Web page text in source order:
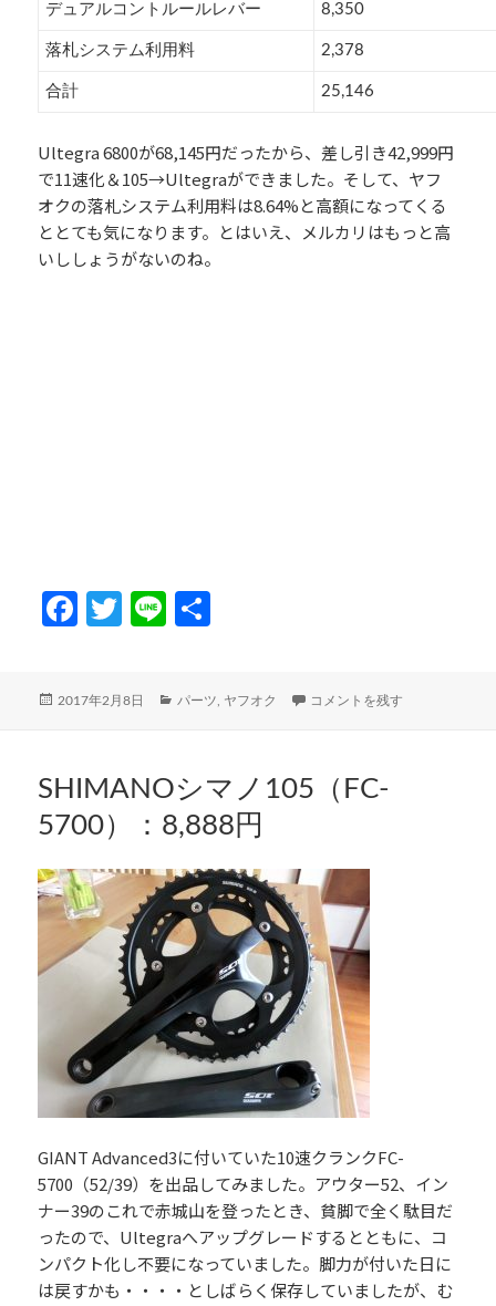
デュアルコントルールレバー 8,350
落札システム利用料 2,378
合計 25,146
Ultegra 6800が68,145円だったから、差し引き42,999円
で11速化＆105→Ultegraができました。そして、ヤフ
オクの落札システム利用料は8.64%と高額になってくる
ととても気になります。とはいえ、メルカリはもっと高
いししょうがないのね。
Fa
o
k
T
er
Li
投
2017年2月8日
カ
ー
パーツ ヤフオク Shimano 105 5700を処分 に
コメントを残す
SHIMANOシマノ105（FC-
5700）：8,888円
GIANT Advanced3に付いていた10速クランクFC-
5700（52/39）を出品してみました。アウター52、イン
ナー39のこれで赤城山を登ったとき、貧脚で全く駄目だ
ったので、Ultegraへアップグレードするとともに、コ
ンパクト化し不要になっていました。脚力が付いた日に
は戻すかも・・・・としばらく保存していましたが、む